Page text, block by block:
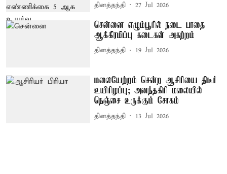
தினத்தந்தி 27 Jul 2026
சென்னை எழும்பூரில் நடை பாதை
ஆக்கிரமிப்பு கடைகள் அகற்றம்
தினத்தந்தி 19 Jul 2026
மலையேற்றம் சென்ற ஆசிரியை திடீர்
உயிரிழப்பு; அனந்தகிரி மலையில்
நெஞ்சை உருக்கும் சோகம்
தினத்தந்தி 13 Jul 2026